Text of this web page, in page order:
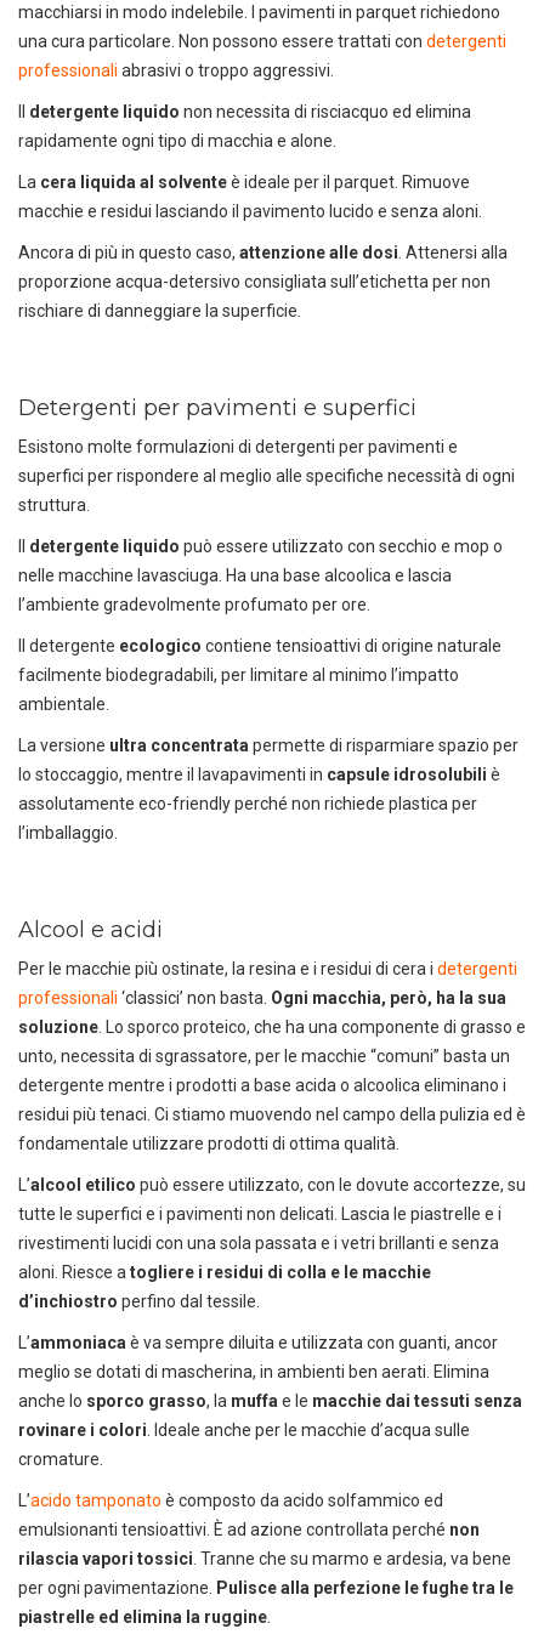
DEDICACIUN ALTRO SECONDO
nostri prodotti
scaricando i cataloghi in PDF.
CLICCA SULLE IMMAGINI
macchiarsi in modo indelebile. I pavimenti in parquet richiedono
una cura particolare. Non possono essere trattati con detergenti
professionali abrasivi o troppo aggressivi.
Il detergente liquido non necessita di risciacquo ed elimina
rapidamente ogni tipo di macchia e alone.
La cera liquida al solventeè ideale per il parquet. Rimuove
macchie e residui lasciando il pavimento lucido e senza aloni.
Ancora di più in questo caso, attenzione alle dosi . Attenersi alla
proporzione acqua-detersivo consigliata sull’etichetta per non
rischiare di danneggiare la superficie.
Detergenti per pavimenti e superfici
Esistono molte formulazioni di detergenti per pavimenti e
superfici per rispondere al meglio alle specifiche necessità di ogni
struttura.
Il detergente liquido può essere utilizzato con secchio e mop o
nelle macchine lavasciuga. Ha una base alcoolica e lascia
l’ambiente gradevolmente profumato per ore.
Il detergente ecologico contiene tensioattivi di origine naturale
facilmente biodegradabili, per limitare al minimo l’impatto
ambientale.
La versione ultra concentrata permette di risparmiare spazio per
lo stoccaggio, mentre il lavapavimenti in capsule idrosolubili è
assolutamente eco-friendly perché non richiede plastica per
l’imballaggio.
Alcool e acidi
Per le macchie più ostinate, la resina e i residui di cera i detergenti
professionali ‘classici’ non basta. Ogni macchia, però, ha la sua
soluzione . Lo sporco proteico, che ha una componente di grasso e
unto, necessita di sgrassatore, per le macchie “comuni” basta un
detergente mentre i prodotti a base acida o alcoolica eliminano i
residui più tenaci. Ci stiamo muovendo nel campo della pulizia ed è
fondamentale utilizzare prodotti di ottima qualità.
L’alcool etilico può essere utilizzato, con le dovute accortezze, su
tutte le superfici e i pavimenti non delicati. Lascia le piastrelle e i
rivestimenti lucidi con una sola passata e i vetri brillanti e senza
aloni. Riesce a togliere i residui di colla e le macchie
d’inchiostro perfino dal tessile.
L’ammoniaca è va sempre diluita e utilizzata con guanti, ancor
meglio se dotati di mascherina, in ambienti ben aerati. Elimina
anche lo sporco grasso, la muffa e le macchie dai tessuti senza
rovinare i colori . Ideale anche per le macchie d’acqua sulle
cromature.
L’acido tamponato è composto da acido solfammico ed
emulsionanti tensioattivi. È ad azione controllata perché non
rilascia vapori tossici . Tranne che su marmo e ardesia, va bene
per ogni pavimentazione. Pulisce alla perfezione le fughe tra le
piastrelle ed elimina la ruggine